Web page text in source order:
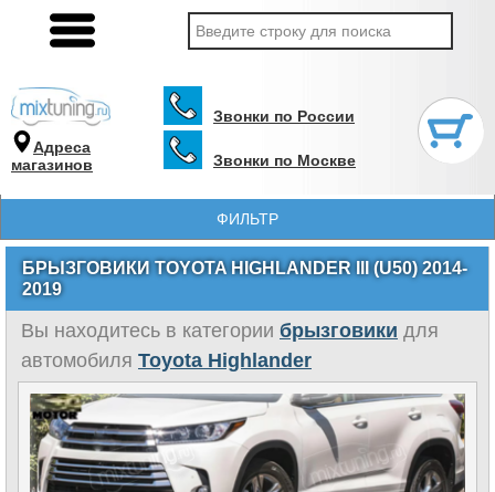
Адреса
магазинов
Звонки по России
Звонки по Москве
ФИЛЬТР
БРЫЗГОВИКИ TOYOTA HIGHLANDER III (U50) 2014-
2019
Вы находитесь в категории брызговики для
автомобиля Toyota Highlander